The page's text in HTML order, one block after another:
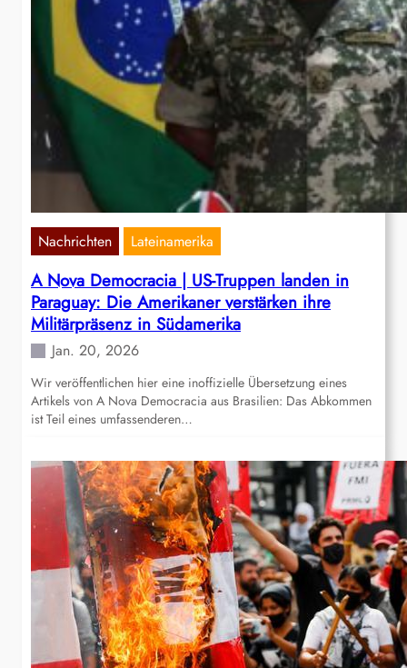
Nachrichten Lateinamerika
A Nova Democracia | US-Truppen landen in
Paraguay: Die Amerikaner verstärken ihre
Militärpräsenz in Südamerika
Jan. 20, 2026
Wir veröffentlichen hier eine inoffizielle Übersetzung eines
Artikels von A Nova Democracia aus Brasilien: Das Abkommen
ist Teil eines umfassenderen…